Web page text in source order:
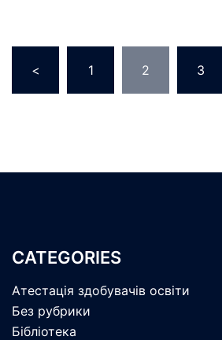
записів
< 1 2 3
CATEGORIES
Атестація здобувачів освіти
Без рубрики
Бібліотека